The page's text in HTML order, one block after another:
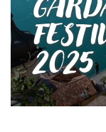
2025